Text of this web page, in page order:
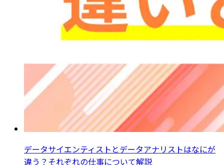
データサイエンティストとデータアナリストはなにが
違う？それぞれの仕事について解説